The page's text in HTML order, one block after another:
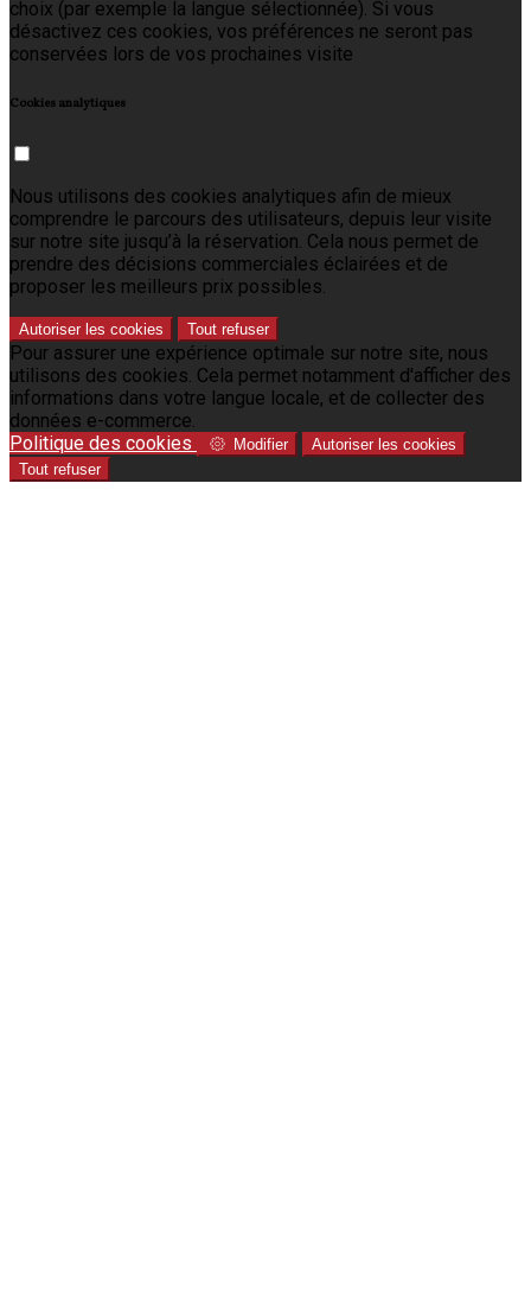
choix (par exemple la langue sélectionnée). Si vous
désactivez ces cookies, vos préférences ne seront pas
conservées lors de vos prochaines visite
Cookies analytiques
Nous utilisons des cookies analytiques afin de mieux
comprendre le parcours des utilisateurs, depuis leur visite
sur notre site jusqu’à la réservation. Cela nous permet de
prendre des décisions commerciales éclairées et de
proposer les meilleurs prix possibles.
Autoriser les cookies Tout refuser
Pour assurer une expérience optimale sur notre site, nous
utilisons des cookies. Cela permet notamment d'afficher des
informations dans votre langue locale, et de collecter des
données e-commerce.
Politique des cookies
Modifier
Autoriser les cookies
Tout refuser